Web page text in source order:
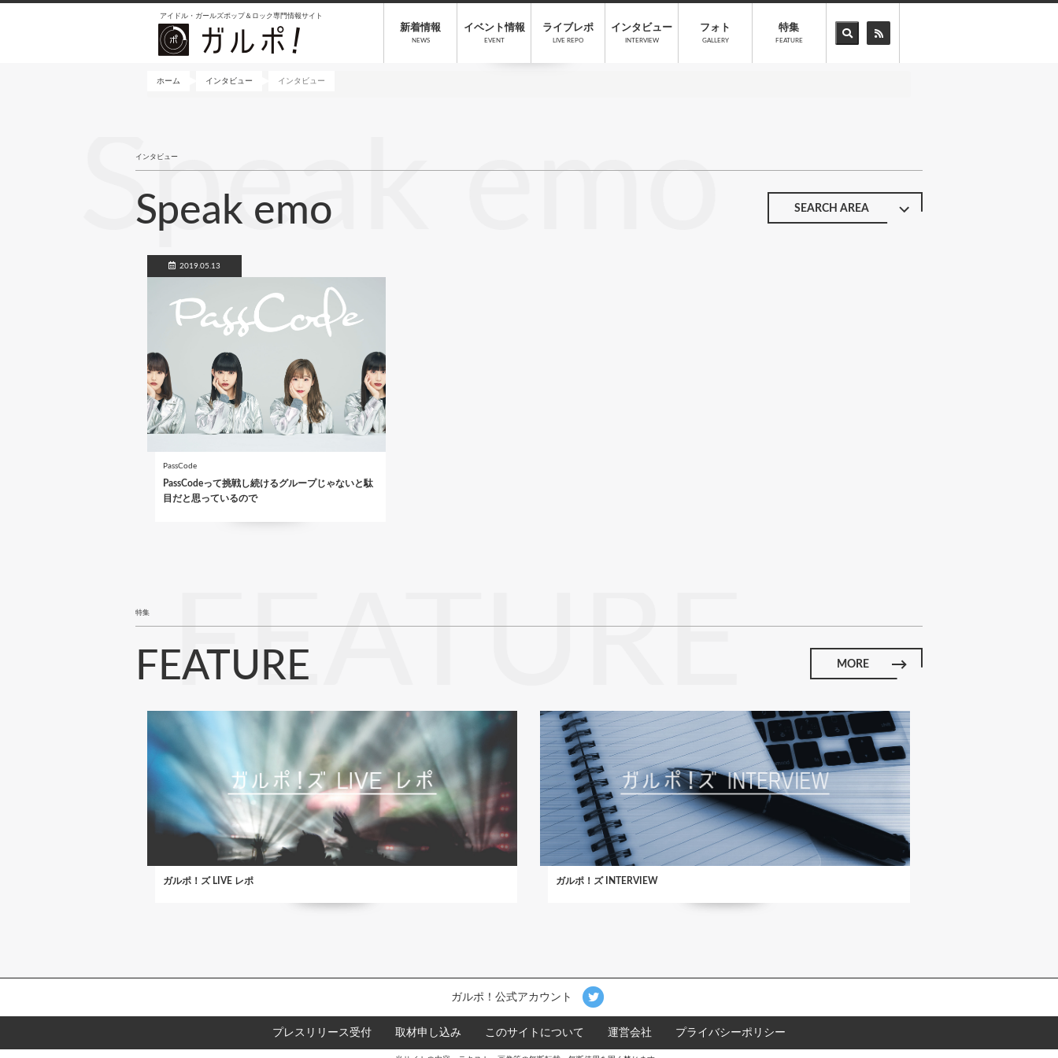
アイドル・ガールズポップ＆ロック専門情報サイト
新着情報
NEWS
イベント情報
EVENT
ライブレポ
LIVE REPO
インタビュー
INTERVIEW
フォト
GALLERY
特集
FEATURE
ホーム インタビュー インタビュー
インタビュー
Speak emo
Speak emo SEARCH AREA
2019.05.13
PassCode
PassCodeって挑戦し続けるグループじゃないと駄
目だと思っているので
特集
FEATURE
FEATURE MORE
ガルポ！ズ LIVE レポ ガルポ！ズ INTERVIEW
ガルポ！公式アカウント
プレスリリース受付 取材申し込み このサイトについて 運営会社 プライバシーポリシー